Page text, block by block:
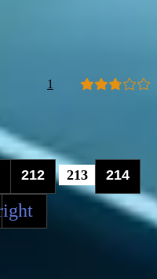
1
212 213 214